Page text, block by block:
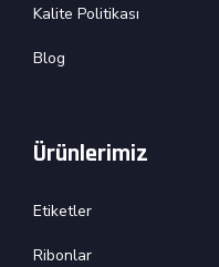
Kalite Politikası
Blog
Ürünlerimiz
Etiketler
Ribonlar